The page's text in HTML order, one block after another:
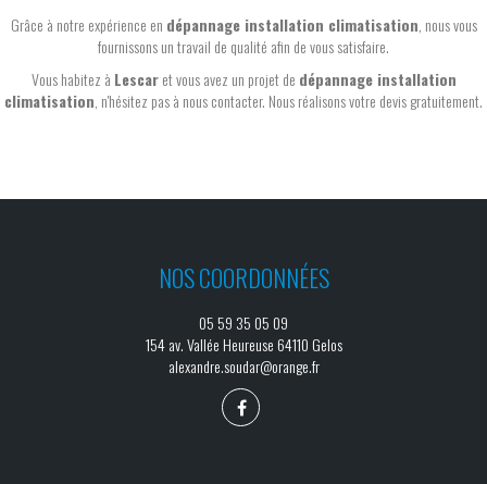
Grâce à notre expérience en dépannage installation climatisation , nous vous
fournissons un travail de qualité afin de vous satisfaire.
Vous habitez à Lescaret vous avez un projet de dépannage installation
climatisation , n'hésitez pas à nous contacter. Nous réalisons votre devis gratuitement.
NOS COORDONNÉES
05 59 35 05 09
154 av. Vallée Heureuse 64110 Gelos
alexandre.soudar@orange.fr